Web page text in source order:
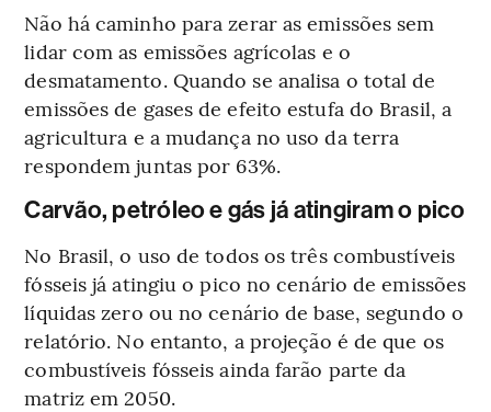
Não há caminho para zerar as emissões sem
lidar com as emissões agrícolas e o
desmatamento. Quando se analisa o total de
emissões de gases de efeito estufa do Brasil, a
agricultura e a mudança no uso da terra
respondem juntas por 63%.
Carvão, petróleo e gás já atingiram o pico
No Brasil, o uso de todos os três combustíveis
fósseis já atingiu o pico no cenário de emissões
líquidas zero ou no cenário de base, segundo o
relatório. No entanto, a projeção é de que os
combustíveis fósseis ainda farão parte da
matriz em 2050.